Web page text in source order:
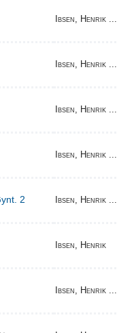
Ibsen, Henrik ...
Ibsen, Henrik ...
Ibsen, Henrik ...
Ibsen, Henrik ...
2 Ibsen, Henrik ...
Ibsen, Henrik
Ibsen, Henrik ...